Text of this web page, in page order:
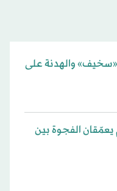
«سخيف» والهدنة على
يعمّقان الفجوة بين